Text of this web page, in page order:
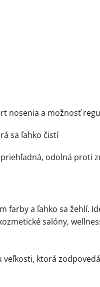
nosenia a možnosť
sa ľahko čistí
odolná proti
farby a ľahko sa žehlí.
salóny,
ktorá